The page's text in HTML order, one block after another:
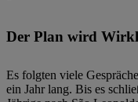
Der Plan wird
Es folgten viele
ein Jahr lang. Bis es